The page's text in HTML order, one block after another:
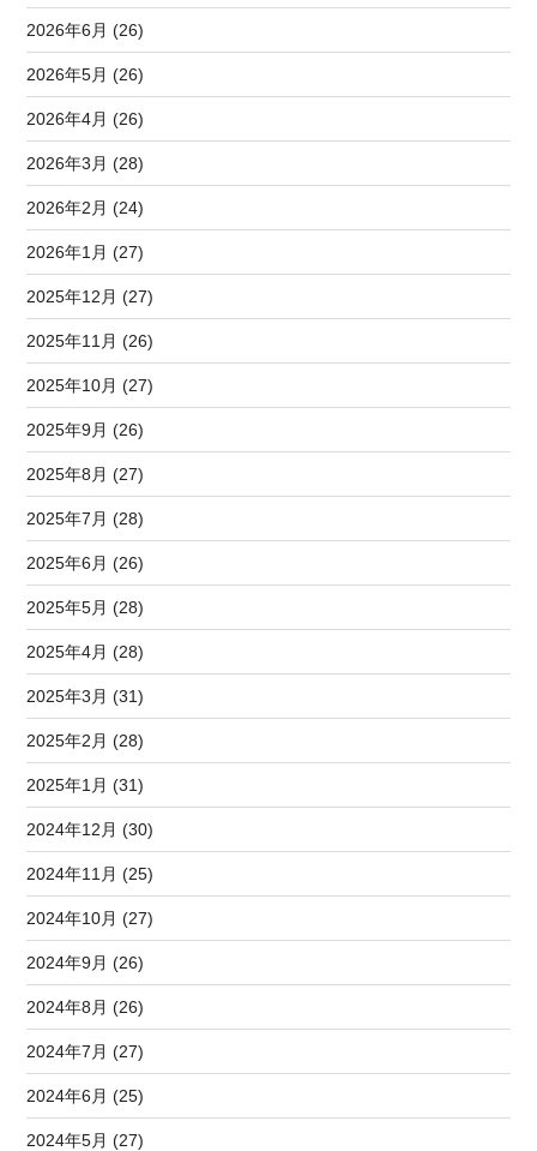
2026年6月 (26)
2026年5月 (26)
2026年4月 (26)
2026年3月 (28)
2026年2月 (24)
2026年1月 (27)
2025年12月 (27)
2025年11月 (26)
2025年10月 (27)
2025年9月 (26)
2025年8月 (27)
2025年7月 (28)
2025年6月 (26)
2025年5月 (28)
2025年4月 (28)
2025年3月 (31)
2025年2月 (28)
2025年1月 (31)
2024年12月 (30)
2024年11月 (25)
2024年10月 (27)
2024年9月 (26)
2024年8月 (26)
2024年7月 (27)
2024年6月 (25)
2024年5月 (27)